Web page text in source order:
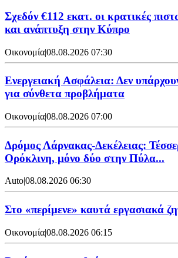
Σχεδόν €112 εκατ. οι κρατικές
και ανάπτυξη στην Κύπρο
Οικονομία|08.08.2026 07:30
Ενεργειακή Ασφάλεια: Δεν
για σύνθετα προβλήματα
Οικονομία|08.08.2026 07:00
Δρόμος Λάρνακας-Δεκέλειας:
Ορόκλινη, μόνο δύο στην Πύλα...
Auto|08.08.2026 06:30
Στο «περίμενε» καυτά εργασιακά
Οικονομία|08.08.2026 06:15